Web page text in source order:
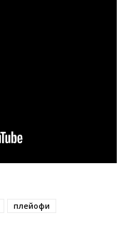
плейофи